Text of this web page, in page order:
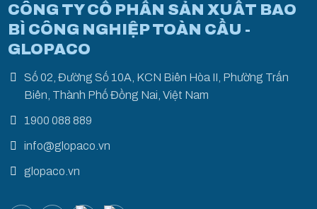
CÔNG TY CỔ PHẦN SẢN XUẤT BAO
BÌ CÔNG NGHIỆP TOÀN CẦU -
GLOPACO
Số 02, Đường Số 10A, KCN Biên Hòa II, Phường Trấn
Biên, Thành Phố Đồng Nai, Việt Nam
1900 088 889
info@glopaco.vn
glopaco.vn